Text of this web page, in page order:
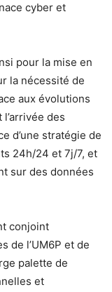
cyber et
pour la mise en
la nécessité de
aux évolutions
des
d’une stratégie de
24h/24 et 7j/7, et
sur des données
conjoint
de l’UM6P et de
palette de
et